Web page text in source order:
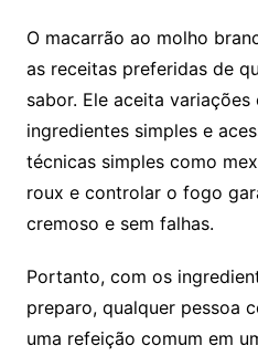
O macarrão ao molho
as receitas preferidas de
sabor. Ele aceita
ingredientes simples e
técnicas simples como
roux e controlar o fogo
cremoso e sem falhas.
Portanto, com os
preparo, qualquer pessoa
uma refeição comum em